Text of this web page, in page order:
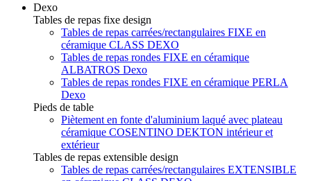
Dexo
Tables de repas fixe design
Tables de repas carrées/rectangulaires FIXE en
céramique CLASS DEXO
Tables de repas rondes FIXE en céramique
ALBATROS Dexo
Tables de repas rondes FIXE en céramique PERLA
Dexo
Pieds de table
Piètement en fonte d'aluminium laqué avec plateau
céramique COSENTINO DEKTON intérieur et
extérieur
Tables de repas extensible design
Tables de repas carrées/rectangulaires EXTENSIBLE